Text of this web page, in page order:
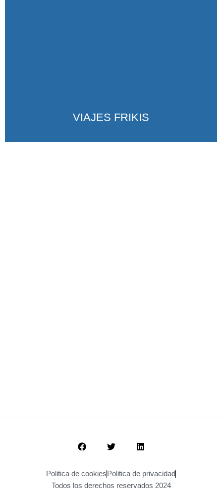
VIAJES FRIKIS
Politica de cookies Politica de privacidad
Todos los derechos reservados 2024